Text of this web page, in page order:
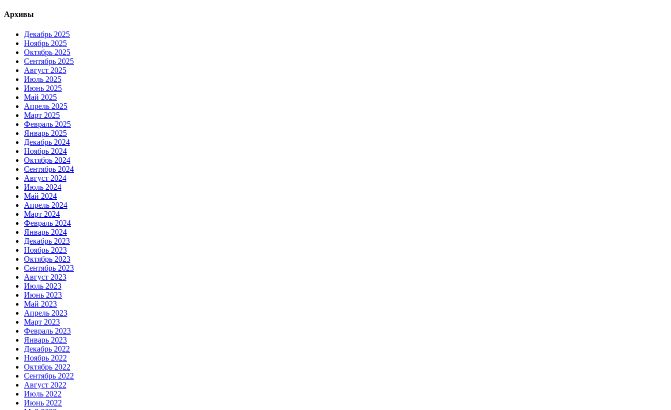
Архивы
Декабрь 2025
Ноябрь 2025
Октябрь 2025
Сентябрь 2025
Август 2025
Июль 2025
Июнь 2025
Май 2025
Апрель 2025
Март 2025
Февраль 2025
Январь 2025
Декабрь 2024
Ноябрь 2024
Октябрь 2024
Сентябрь 2024
Август 2024
Июль 2024
Май 2024
Апрель 2024
Март 2024
Февраль 2024
Январь 2024
Декабрь 2023
Ноябрь 2023
Октябрь 2023
Сентябрь 2023
Август 2023
Июль 2023
Июнь 2023
Май 2023
Апрель 2023
Март 2023
Февраль 2023
Январь 2023
Декабрь 2022
Ноябрь 2022
Октябрь 2022
Сентябрь 2022
Август 2022
Июль 2022
Июнь 2022